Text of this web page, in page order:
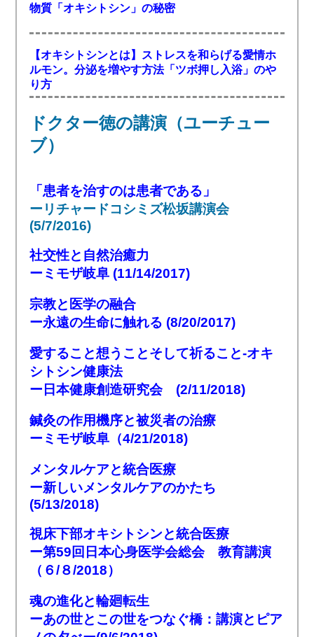
物質「オキシトシン」の秘密
【オキシトシンとは】ストレスを和らげる愛情ホ
ルモン。分泌を増やす方法「ツボ押し入浴」のや
り方
ドクター徳の講演（ユーチュー
ブ）
「患者を治すのは患者である」
ーリチャードコシミズ松坂講演会
(5/7/2016)
社交性と自然治癒力
ーミモザ岐阜 (11/14/2017)
宗教と医学の融合
ー永遠の生命に触れる (8/20/2017)
愛すること想うことそして祈ること-オキ
シトシン健康法
ー日本健康創造研究会 (2/11/2018)
鍼灸の作用機序と被災者の治療
ーミモザ岐阜（4/21/2018)
メンタルケアと統合医療
ー新しいメンタルケアのかたち
(5/13/2018)
視床下部オキシトシンと統合医療
ー第59回日本心身医学会総会 教育講演
（６/８/2018）
魂の進化と輪廻転生
ーあの世とこの世をつなぐ橋：講演とピア